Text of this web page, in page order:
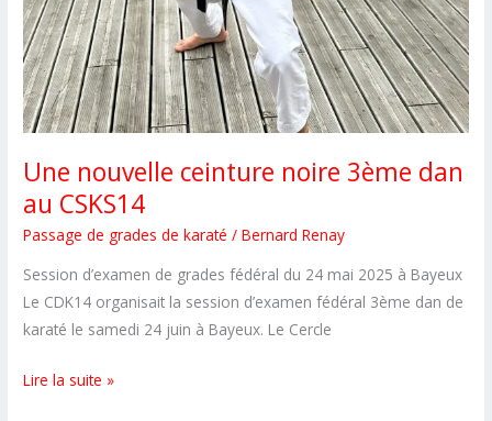
Une nouvelle ceinture noire 3ème dan
au CSKS14
Passage de grades de karaté /Bernard Renay
Session d’examen de grades fédéral du 24 mai 2025 à Bayeux
Le CDK14 organisait la session d’examen fédéral 3ème dan de
karaté le samedi 24 juin à Bayeux. Le Cercle
Une
Lire la suite »